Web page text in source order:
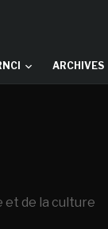
ARCHIVES
et de la culture